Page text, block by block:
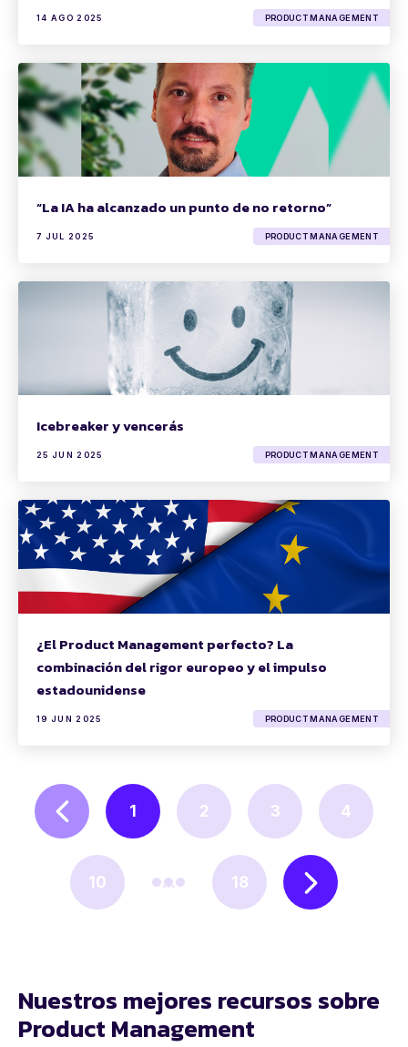
14 AGO 2025 PRODUCT MANAGEMENT
“La IA ha alcanzado un punto de no retorno”
7 JUL 2025 PRODUCT MANAGEMENT
Icebreaker y vencerás
25 JUN 2025 PRODUCT MANAGEMENT
¿El Product Management perfecto? La
combinación del rigor europeo y el impulso
estadounidense
19 JUN 2025 PRODUCT MANAGEMENT
1 2 3 4
10 ... 18
Nuestros mejores recursos sobre
Product Management